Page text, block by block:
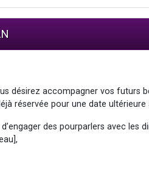
désirez accompagner vos futurs
réservée pour une date ultérieure
des pourparlers avec les